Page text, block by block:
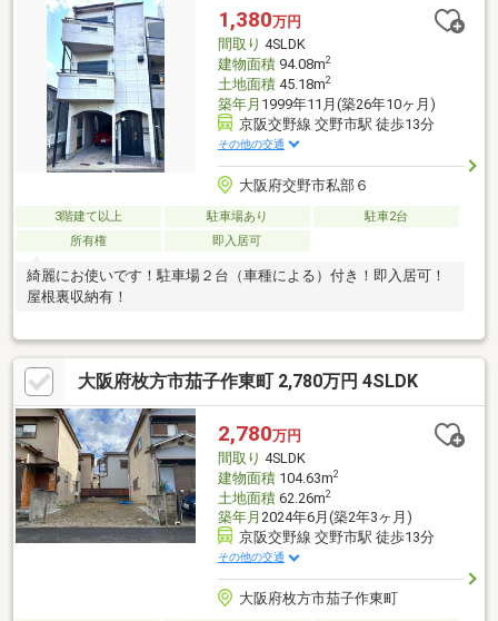
園：徒歩約8分・交野郵便局：徒歩約5分ご覧いただきありがとう
ございます♪是非お気軽にお問い合わせください♪
1,380万円
間取り 4SLDK
建物面積94.08m2
土地面積45.18m2
築年月 1999年11月(築26年10ヶ月)
京阪交野線 交野市駅 徒歩13分
その他の交通
大阪府交野市私部６
3階建て以上 駐車場あり
駐車2台
所有権
即入居可
綺麗にお使いです！駐車場２台（車種による）付き！即入居可！
屋根裏収納有！
大阪府枚方市茄子作東町 2,780万円 4SLDK
2,780万円
間取り 4SLDK
建物面積104.63m2
土地面積62.26m2
築年月 2024年6月(築2年3ヶ月)
京阪交野線 交野市駅 徒歩13分
その他の交通
大阪府枚方市茄子作東町